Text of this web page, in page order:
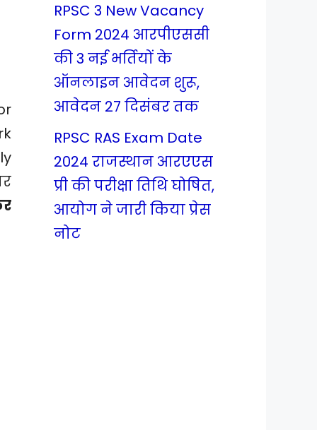
RPSC 3 New Vacancy
Form 2024 आरपीएससी
की 3 नई भर्तियों के
ऑनलाइन आवेदन शुरू,
आवेदन 27 दिसंबर तक
RPSC RAS Exam Date
2024 राजस्थान आरएएस
प्री की परीक्षा तिथि घोषित,
आयोग ने जारी किया प्रेस
नोट